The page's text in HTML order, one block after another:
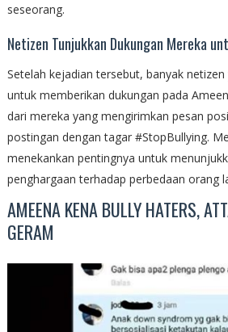
seseorang.
Netizen Tunjukkan Dukungan Mereka
Setelah kejadian tersebut, banyak
untuk memberikan dukungan pada
dari mereka yang mengirimkan pesan
postingan dengan tagar #StopBullying.
menekankan pentingnya untuk
penghargaan terhadap perbedaan orang
AMEENA KENA BULLY HATERS,
GERAM